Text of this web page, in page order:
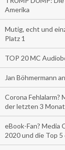
Amerika
Mutig, echt und
Platz 1
TOP 20 MC
Jan Böhmermann
Corona
der letzten 3
eBook-Fan? Media
2020 und die Top